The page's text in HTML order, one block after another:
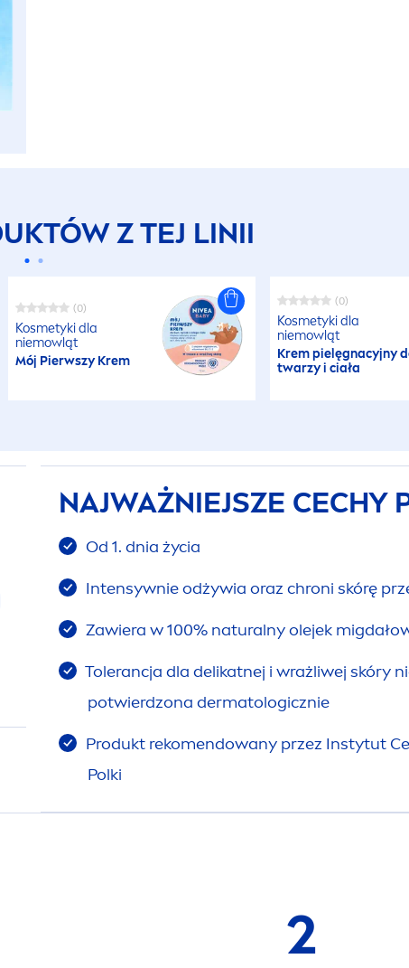
Z TEJ LINII
(0)
Kosmetyki dla
niemowląt
Mój Pierwszy Krem
(0)
Kosmetyki dla
niemowląt
Krem pielęgnacyjny
twarzy i ciała
NAJWAŻNIEJSZE CECHY
Od 1. dnia życia
Intensywnie odżywia oraz chroni skórę
Zawiera w 100% naturalny olejek
Tolerancja dla delikatnej i wrażliwej skóry
potwierdzona dermatologicznie
Produkt rekomendowany przez Instytut
Polki
2